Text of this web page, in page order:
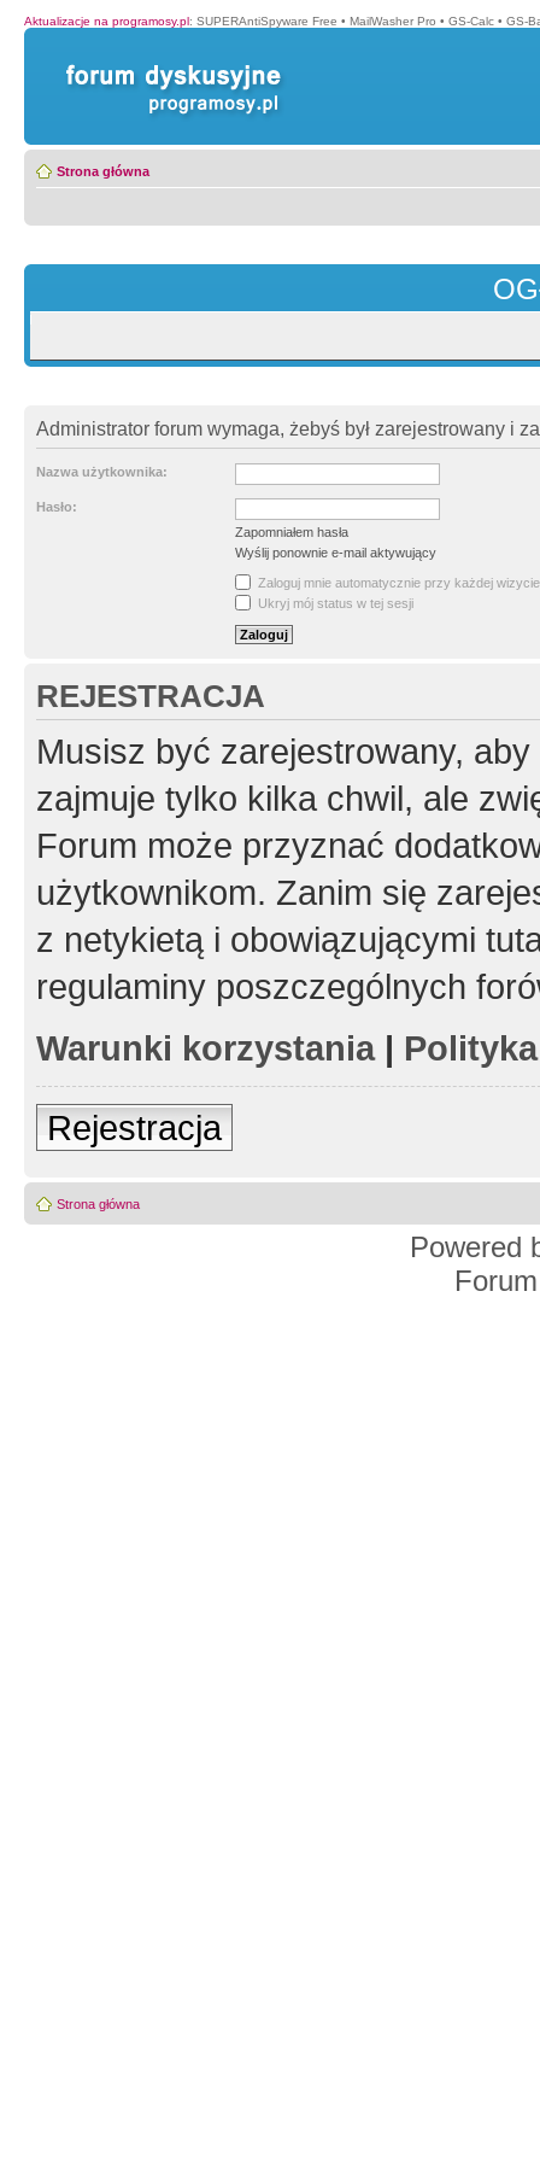
Aktualizacje na programosy.pl: SUPERAntiSpyware Free • MailWasher Pro • GS-Calc • GS-
Strona główna
Administrator forum wymaga, żebyś był zarejestrowany i
Nazwa użytkownika:
Hasło:
Zapomniałem hasła
Wyślij ponownie e-mail aktywujący
Zaloguj mnie automatycznie przy każdej wizycie
Ukryj mój status w tej sesji
REJESTRACJA
Musisz być zarejestrowany,
zajmuje tylko kilka chwil, ale
Forum może przyznać
użytkownikom. Zanim się
z netykietą i obowiązującymi
regulaminy poszczególnych
Warunki korzystania|
Rejestracja
Strona główna
Powered